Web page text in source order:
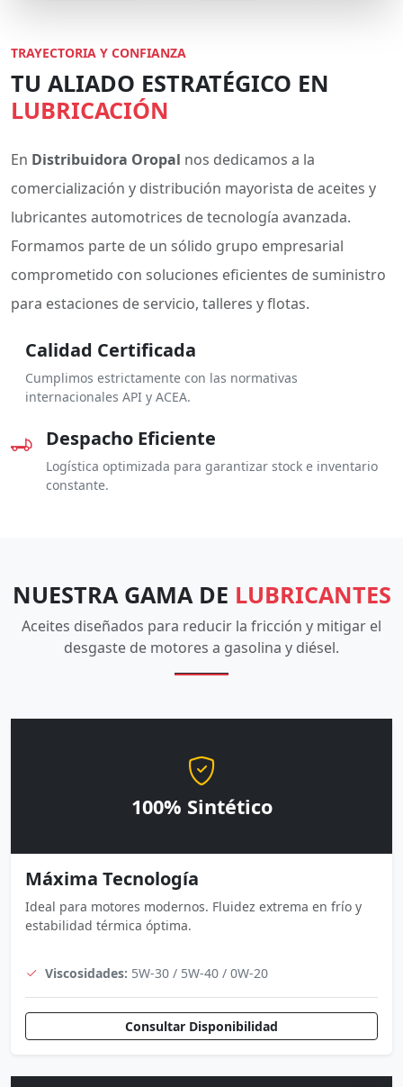
TRAYECTORIA Y CONFIANZA
TU ALIADO ESTRATÉGICO EN
LUBRICACIÓN
En Distribuidora Oropal nos dedicamos a la
comercialización y distribución mayorista de aceites y
lubricantes automotrices de tecnología avanzada.
Formamos parte de un sólido grupo empresarial
comprometido con soluciones eficientes de suministro
para estaciones de servicio, talleres y flotas.
Calidad Certificada
Cumplimos estrictamente con las normativas
internacionales API y ACEA.
Despacho Eficiente
Logística optimizada para garantizar stock e inventario
constante.
NUESTRA GAMA DE LUBRICANTES
Aceites diseñados para reducir la fricción y mitigar el
desgaste de motores a gasolina y diésel.
100% Sintético
Máxima Tecnología
Ideal para motores modernos. Fluidez extrema en frío y
estabilidad térmica óptima.
Viscosidades: 5W-30 / 5W-40 / 0W-20
Consultar Disponibilidad